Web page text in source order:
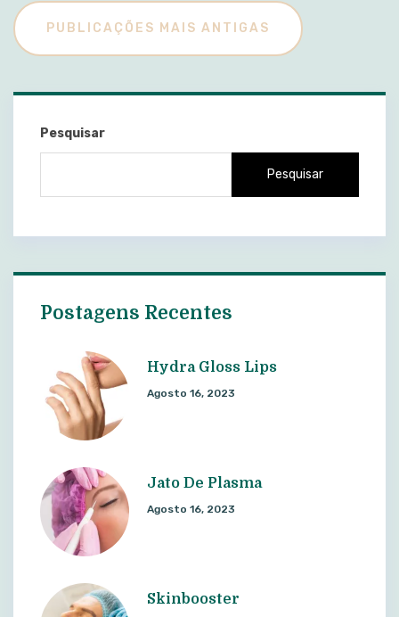
PUBLICAÇÕES MAIS ANTIGAS
Pesquisar
Pesquisar
Postagens Recentes
Hydra Gloss Lips
Agosto 16, 2023
Jato De Plasma
Agosto 16, 2023
Skinbooster